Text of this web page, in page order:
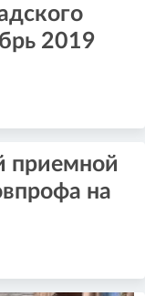
2019
приемной
на